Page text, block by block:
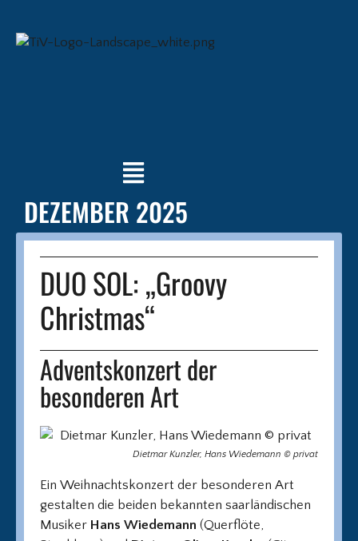
DEZEMBER 2025
DUO SOL: „Groovy
Christmas“
Adventskonzert der
besonderen Art
Dietmar Kunzler, Hans Wiedemann © privat
Ein Weihnachtskonzert der besonderen Art
gestalten die beiden bekannten saarländischen
Musiker Hans Wiedemann (Querflöte,